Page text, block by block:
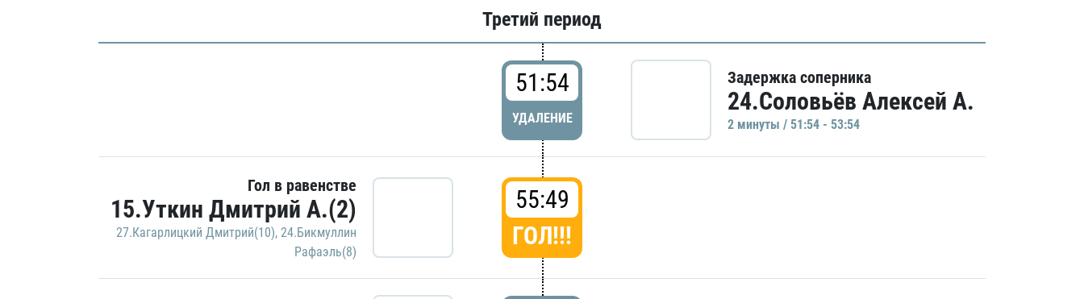
Третий период
51:54
УДАЛЕНИЕ
Задержка соперника
24.Соловьёв Алексей А.
2 минуты / 51:54 - 53:54
Гол в равенстве
15.Уткин Дмитрий А.(2)
27.Кагарлицкий Дмитрий(10), 24.Бикмуллин
Рафаэль(8)
55:49
ГОЛ!!!